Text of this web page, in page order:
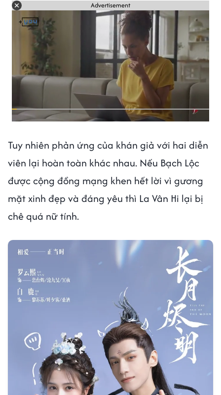
Advertisement
Tuy nhiên phản ứng của khán giả với hai diễn
viên lại hoàn toàn khác nhau. Nếu Bạch Lộc
được cộng đồng mạng khen hết lời vì gương
mặt xinh đẹp và đáng yêu thì La Vân Hi lại bị
chê quá nữ tính.